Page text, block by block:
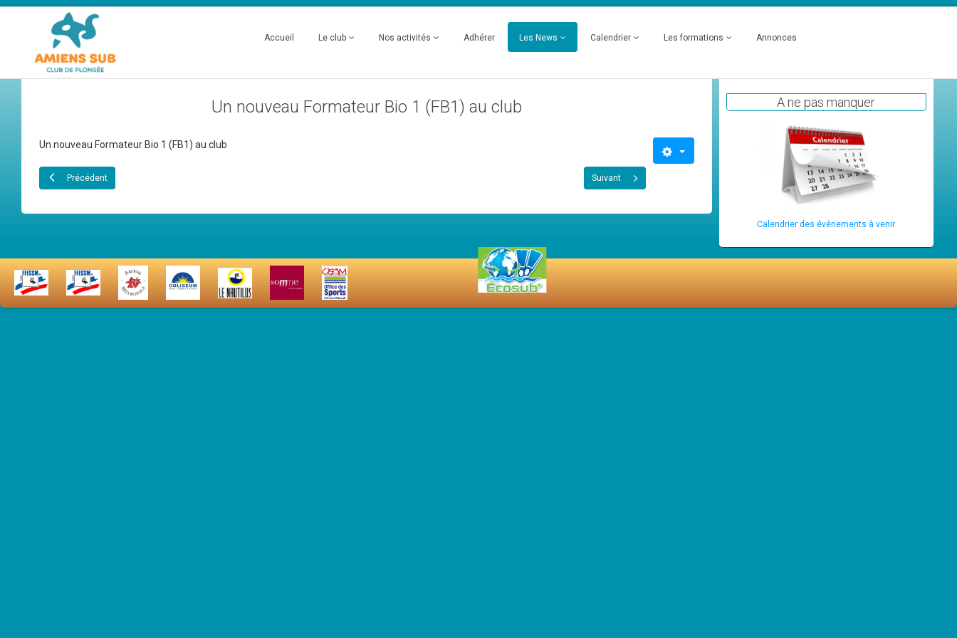
Accueil Le club Nos activités Adhérer Les News Calendrier Les formations Annonces
Un nouveau Formateur Bio 1 (FB1) au club
Un nouveau Formateur Bio 1 (FB1) au club
Précédent Suivant
A ne pas manquer
Calendrier des événements à venir